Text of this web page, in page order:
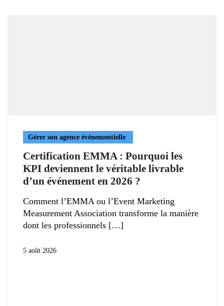
Gérer son agence événementielle
Certification EMMA : Pourquoi les
KPI deviennent le véritable livrable
d’un événement en 2026 ?
Comment l’EMMA ou l’Event Marketing
Measurement Association transforme la manière
dont les professionnels
5 août 2026